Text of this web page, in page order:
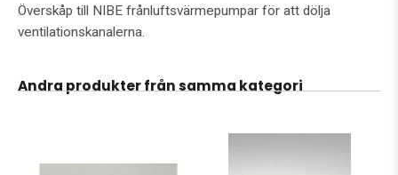
Överskåp till NIBE frånluftsvärmepumpar för att dölja
ventilationskanalerna.
Andra produkter från samma kategori